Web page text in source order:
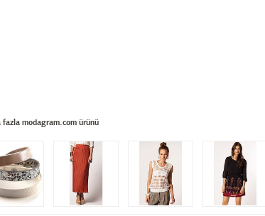
fazla modagram.com ürünü